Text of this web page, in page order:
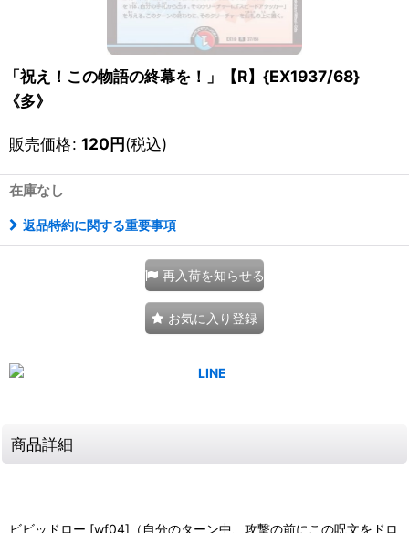
「祝え！この物語の終幕を！」【R】{EX1937/68}
《多》
販売価格: 120円(税込)
在庫なし
返品特約に関する重要事項
再入荷を知らせる
お気に入り登録
商品詳細
ビビッドロー [wf04]（自分のターン中、攻撃の前にこの呪文をドロ